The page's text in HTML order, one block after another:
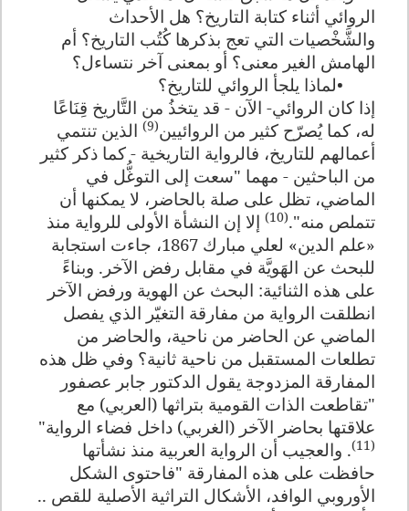
الروائي أثناء كتابة التاريخ؟ هل الأحداث
والشَّخْصيات التي تعج بذكرها كُتُب التاريخ؟ أم
الهامش الغير معنى؟ أو بمعنى آخر نتساءل؟
•لماذا يلجأ الروائي للتاريخ؟
إذا كان الروائي- الآن - قد يتخذُ من التَّاريخ قِنَاعًا
له، كما يُصرّح كثير من الروائيين(9)
الذين تنتمي
أعمالهم للتاريخ، فالرواية التاريخية - كما ذكر كثير
من الباحثين - مهما "سعت إلى التوغُّل في
الماضي، تظل على صلة بالحاضر، لا يمكنها أن
تتملص منه".(10)
إلا إن النشأة الأولى للرواية منذ
«علم الدين» لعلي مبارك 1867، جاءت استجابة
للبحث عن الهَويَّة في مقابل رفض الآخر. وبناءً
على هذه الثنائية: البحث عن الهوية ورفض الآخر
انطلقت الرواية من مفارقة التغيّر الذي يفصل
الماضي عن الحاضر من ناحية، والحاضر من
تطلعات المستقبل من ناحية ثانية؟ وفي ظل هذه
المفارقة المزدوجة يقول الدكتور جابر عصفور
"تقاطعت الذات القومية بتراثها (العربي) مع
علاقتها بحاضر الآخر (الغربي) داخل فضاء الرواية"
(11)
. والعجيب أن الرواية العربية منذ نشأتها
حافظت على هذه المفارقة "فاحتوى الشكل
الأوروبي الوافد، الأشكال التراثية الأصلية للقص ..